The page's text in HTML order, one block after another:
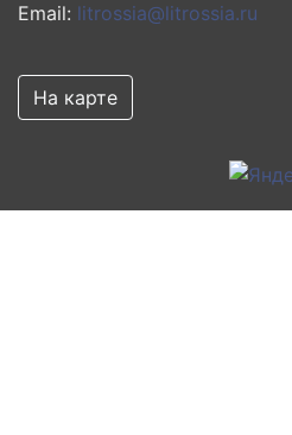
Email: litrossia@litrossia.ru
На карте